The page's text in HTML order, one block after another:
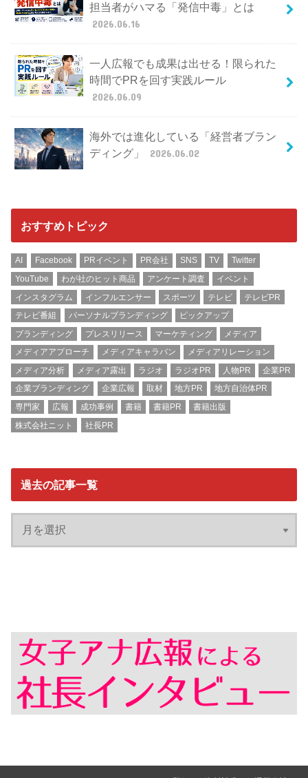
担当者がハマる「発信中毒」とは
2026.06.16
一人広報でも成果は出せる！限られた
時間でPRを回す実践ルール
2026.06.09
海外では進化している「経営者ブラン
ディング」
2026.06.02
おすすめトピック
AI Facebook PRイベント PR会社 SNS TV
Twitter
YouTube
わが社のヒット商品 アンケート調査
イベント
インスタグラム
インフルエンサー スポーツ テレビ
テレビPR
テレビ番組
パーソナルブランディング
ピックアップ
ブランディング
プレスリリース マーケティング
メディア
メディアアプローチ
メディアキャラバン
メディアリレーション
メディア分析
メディア露出 ラジオ ラジオPR 人物PR
企業PR
企業ブランディング
企業広報 取材 地方PR
地方自治体PR
専門家
広報 成功事例 書籍 書籍PR
書籍出版
株式会社ニット
社長PR
過去の記事一覧